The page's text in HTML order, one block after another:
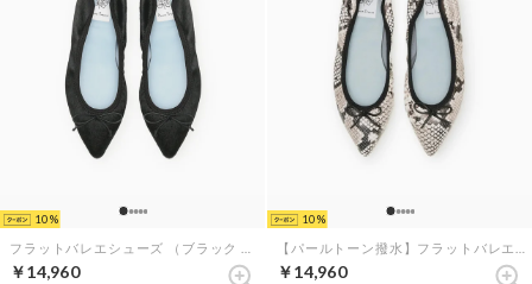
10
￥14,960
10
￥14,960